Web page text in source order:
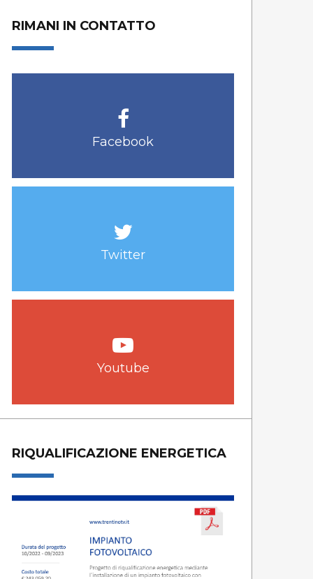
RIMANI IN CONTATTO
Facebook
Twitter
Youtube
RIQUALIFICAZIONE ENERGETICA